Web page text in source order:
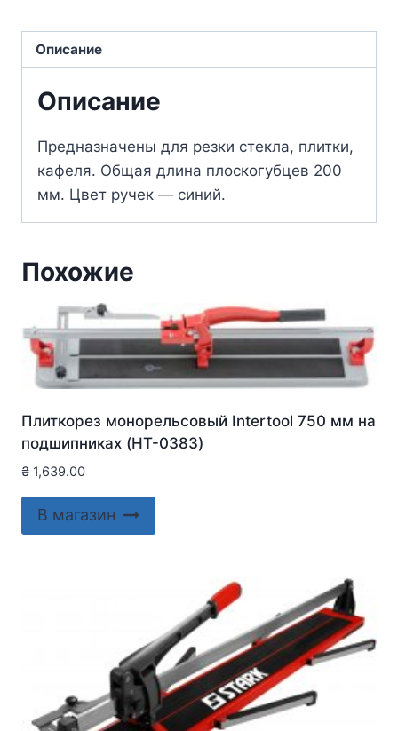
Описание
Описание
Предназначены для резки стекла, плитки,
кафеля. Общая длина плоскогубцев 200
мм. Цвет ручек — синий.
Похожие
Плиткорез монорельсовый Intertool 750 мм на
подшипниках (HT-0383)
₴ 1,639.00
В магазин